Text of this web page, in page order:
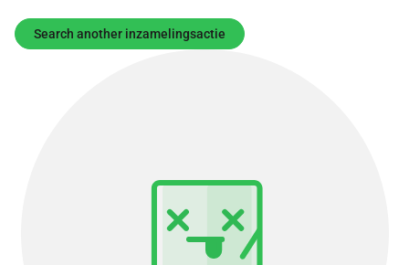
Search another inzamelingsactie